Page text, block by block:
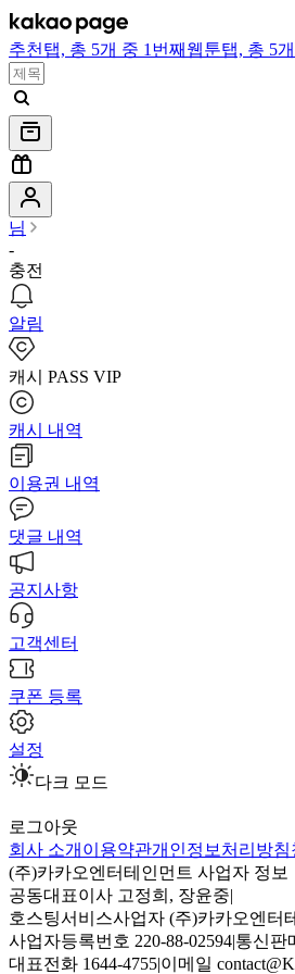
추천 탭, 총 5개 중 1번째 웹툰탭, 총 5
님
-
충전
알림
캐시 PASS VIP
캐시 내역
이용권 내역
댓글 내역
공지사항
고객센터
쿠폰 등록
설정
다크 모드
로그아웃
회사 소개 이용약관개인정보처리방침
(주)카카오엔터테인먼트 사업자 정보
공동대표이사 고정희, 장윤중|
호스팅서비스사업자 (주)카카오엔터
사업자등록번호 220-88-02594|통신판
대표전화 1644-4755|이메일